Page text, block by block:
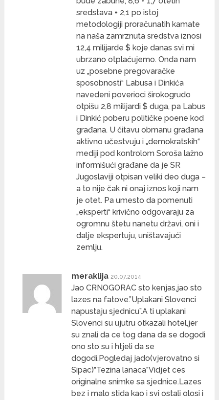
sredstava + 2,1 po istoj
metodologiji proračunatih kamate
na naša zamrznuta sredstva iznosi
12,4 milijarde $ koje danas svi mi
ubrzano otplaćujemo. Onda nam
uz „posebne pregovaračke
sposobnosti“ Labusa i Dinkića
navedeni poverioci širokogrudo
otpišu 2,8 milijardi $ duga, pa Labus
i Dinkić poberu političke poene kod
građana. U čitavu obmanu građana
aktivno učestvuju i „demokratskih“
mediji pod kontrolom Soroša lažno
informišući građane da je SR
Jugoslaviji otpisan veliki deo duga –
a to nije čak ni onaj iznos koji nam
je otet. Pa umesto da pomenuti
„eksperti“ krivično odgovaraju za
ogromnu štetu nanetu državi, oni i
dalje ekspertuju, uništavajući
zemlju.
meraklija 20.07.2014
Jao CRNOGORAC sto kenjas,jao sto
lazes na fatove.”Uplakani Slovenci
napustaju sjednicu”.A ti uplakani
Slovenci su ujutru otkazali hotel,jer
su znali da ce tog dana da se dogodi
ono sto su i htjeli da se
dogodi.Pogledaj jado(vjerovatno si
Sipac)”Tezina lanaca”Vidjet ces
originalne snimke sa sjednice.Lazes
bez i malo stida kao i svi ostali olosi i